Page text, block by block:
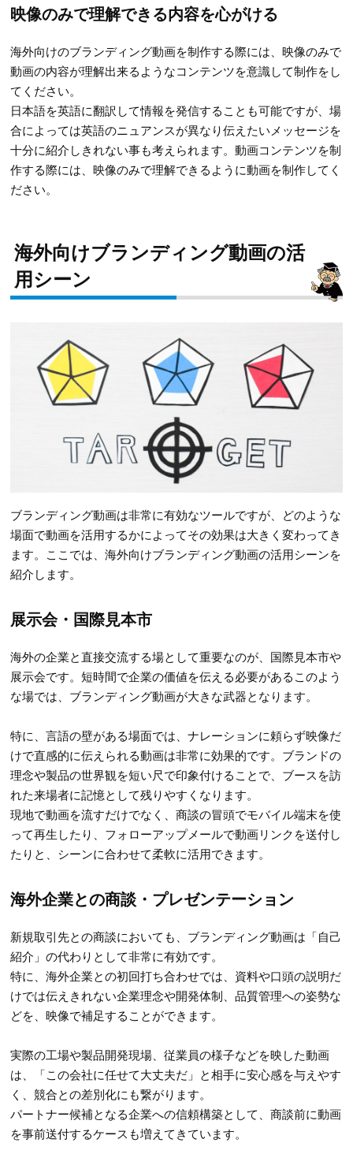
映像のみで理解できる内容を心がける
海外向けのブランディング動画を制作する際には、映像のみで
動画の内容が理解出来るようなコンテンツを意識して制作をし
てください。
日本語を英語に翻訳して情報を発信することも可能ですが、場
合によっては英語のニュアンスが異なり伝えたいメッセージを
十分に紹介しきれない事も考えられます。動画コンテンツを制
作する際には、映像のみで理解できるように動画を制作してく
ださい。
海外向けブランディング動画の活
用シーン
ブランディング動画は非常に有効なツールですが、どのような
場面で動画を活用するかによってその効果は大きく変わってき
ます。ここでは、海外向けブランディング動画の活用シーンを
紹介します。
展示会・国際見本市
海外の企業と直接交流する場として重要なのが、国際見本市や
展示会です。短時間で企業の価値を伝える必要があるこのよう
な場では、ブランディング動画が大きな武器となります。
特に、言語の壁がある場面では、ナレーションに頼らず映像だ
けで直感的に伝えられる動画は非常に効果的です。ブランドの
理念や製品の世界観を短い尺で印象付けることで、ブースを訪
れた来場者に記憶として残りやすくなります。
現地で動画を流すだけでなく、商談の冒頭でモバイル端末を使
って再生したり、フォローアップメールで動画リンクを送付し
たりと、シーンに合わせて柔軟に活用できます。
海外企業との商談・プレゼンテーション
新規取引先との商談においても、ブランディング動画は「自己
紹介」の代わりとして非常に有効です。
特に、海外企業との初回打ち合わせでは、資料や口頭の説明だ
けでは伝えきれない企業理念や開発体制、品質管理への姿勢な
どを、映像で補足することができます。
実際の工場や製品開発現場、従業員の様子などを映した動画
は、「この会社に任せて大丈夫だ」と相手に安心感を与えやす
く、競合との差別化にも繋がります。
パートナー候補となる企業への信頼構築として、商談前に動画
を事前送付するケースも増えてきています。